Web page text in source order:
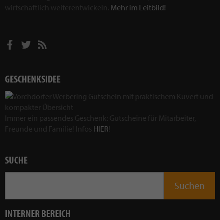
wirtschaftlich weiterentwickeln. Mehr im Leitbild!
GESCHENKSIDEE
Immer ein passendes Geschenk: Gutscheine für Mitarbeiter,
Freunde und Familie! Infos HIER!
SUCHE
INTERNER BEREICH